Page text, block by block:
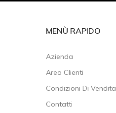
MENÙ RAPIDO
Azienda
Area Clienti
Condizioni Di Vendita
Contatti